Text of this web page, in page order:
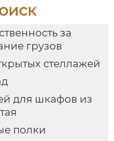
сверхпрочные
продажа с фабрики
за
грузов
стеллажей
для шкафов из
полки